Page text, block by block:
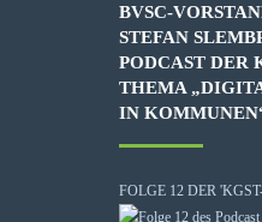
BVSC-
STEFAN
PODCAST DER
THEMA
IN
FOLGE 12 DER